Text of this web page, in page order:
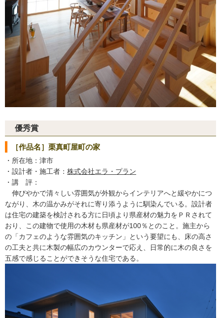
優秀賞
［作品名］栗真町屋町の家
・所在地：津市
・設計者・施工者： 株式会社エラ・プラン
・講 評：
伸びやかで清々しい雰囲気が外観からインテリアへと緩やかにつ
ながり、木の温かみがそれに寄り添うように馴染んでいる。設計者
は住宅の建築を検討される方に日頃より県産材の魅力をＰＲされて
おり、この建物で使用の木材も県産材が100％とのこと。施主から
の「カフェのような雰囲気のキッチン」という要望にも、床の高さ
の工夫と共に木製の幅広のカウンターで応え、日常的に木の良さを
五感で感じることができそうな住宅である。